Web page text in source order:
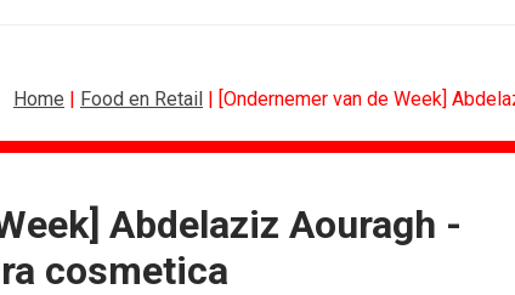
Home | Food en Retail | [Ondernemer van de Week]
Abdelaziz Aouragh -
cosmetica
voor Lee...
CONTENTMARKETING